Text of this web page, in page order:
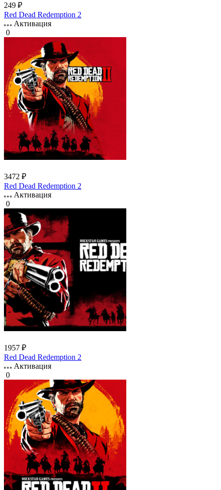
249 ₽
Red Dead Redemption 2
Активация
0
3472 ₽
Red Dead Redemption 2
Активация
0
1957 ₽
Red Dead Redemption 2
Активация
0